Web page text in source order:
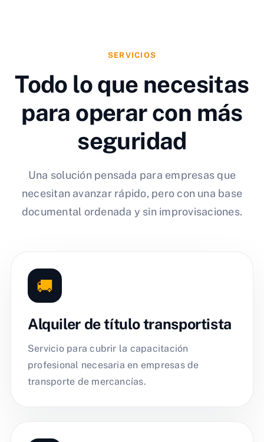
SERVICIOS
Todo lo que necesitas
para operar con más
seguridad
Una solución pensada para empresas que
necesitan avanzar rápido, pero con una base
documental ordenada y sin improvisaciones.
🚚
Alquiler de título transportista
Servicio para cubrir la capacitación
profesional necesaria en empresas de
transporte de mercancías.